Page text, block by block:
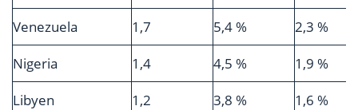
Venezuela
1,7 5,4 %
2,3 %
Nigeria
1,4 4,5 %
1,9 %
Libyen
1,2 3,8 %
1,6 %